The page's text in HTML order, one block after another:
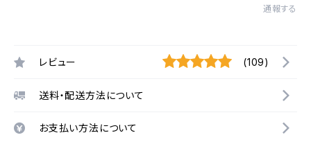
通報する
レビュー (109)
送料・配送方法について
お支払い方法について